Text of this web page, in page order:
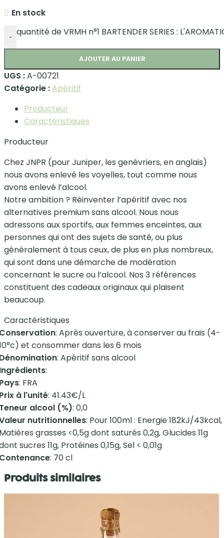
En stock
- quantité de VRMH n°1 BARTENDER SERIES :
AJOUTER AU PANIER
UGS :A-00721
Catégorie :Apéritif
Producteur
Caractéristiques
Producteur
Chez JNPR (pour Juniper, les genévriers, en anglais)
nous avons enlevé les voyelles, tout comme nous
avons enlevé l’alcool.
Notre ambition ? Réinventer l’apéritif avec nos
alternatives premium sans alcool. Nous nous
adressons aux sportifs, aux femmes enceintes, aux
personnes qui ont des sujets de santé, ou plus
généralement à tous ceux, de plus en plus nombreux,
qui sont dans une démarche de modération
concernant le sucre ou l’alcool. Nos 3 références
constituent des cadeaux originaux qui plaisent
beaucoup.
Caractéristiques
: Après ouverture, à conserver au frais (4-
et consommer dans les 6 mois
: Apéritif sans alcool
:
: FRA
à l'unité: 41.43€/L
alcool (%): 0,0
nutritionnelles: Pour 100ml : Energie 182kJ/43kcal,
grasses <0,5g dont saturés 0,2g, Glucides 11g
sucres 11g, Protéines 0,15g, Sel < 0,01g
: 70 cl
Produits similaires